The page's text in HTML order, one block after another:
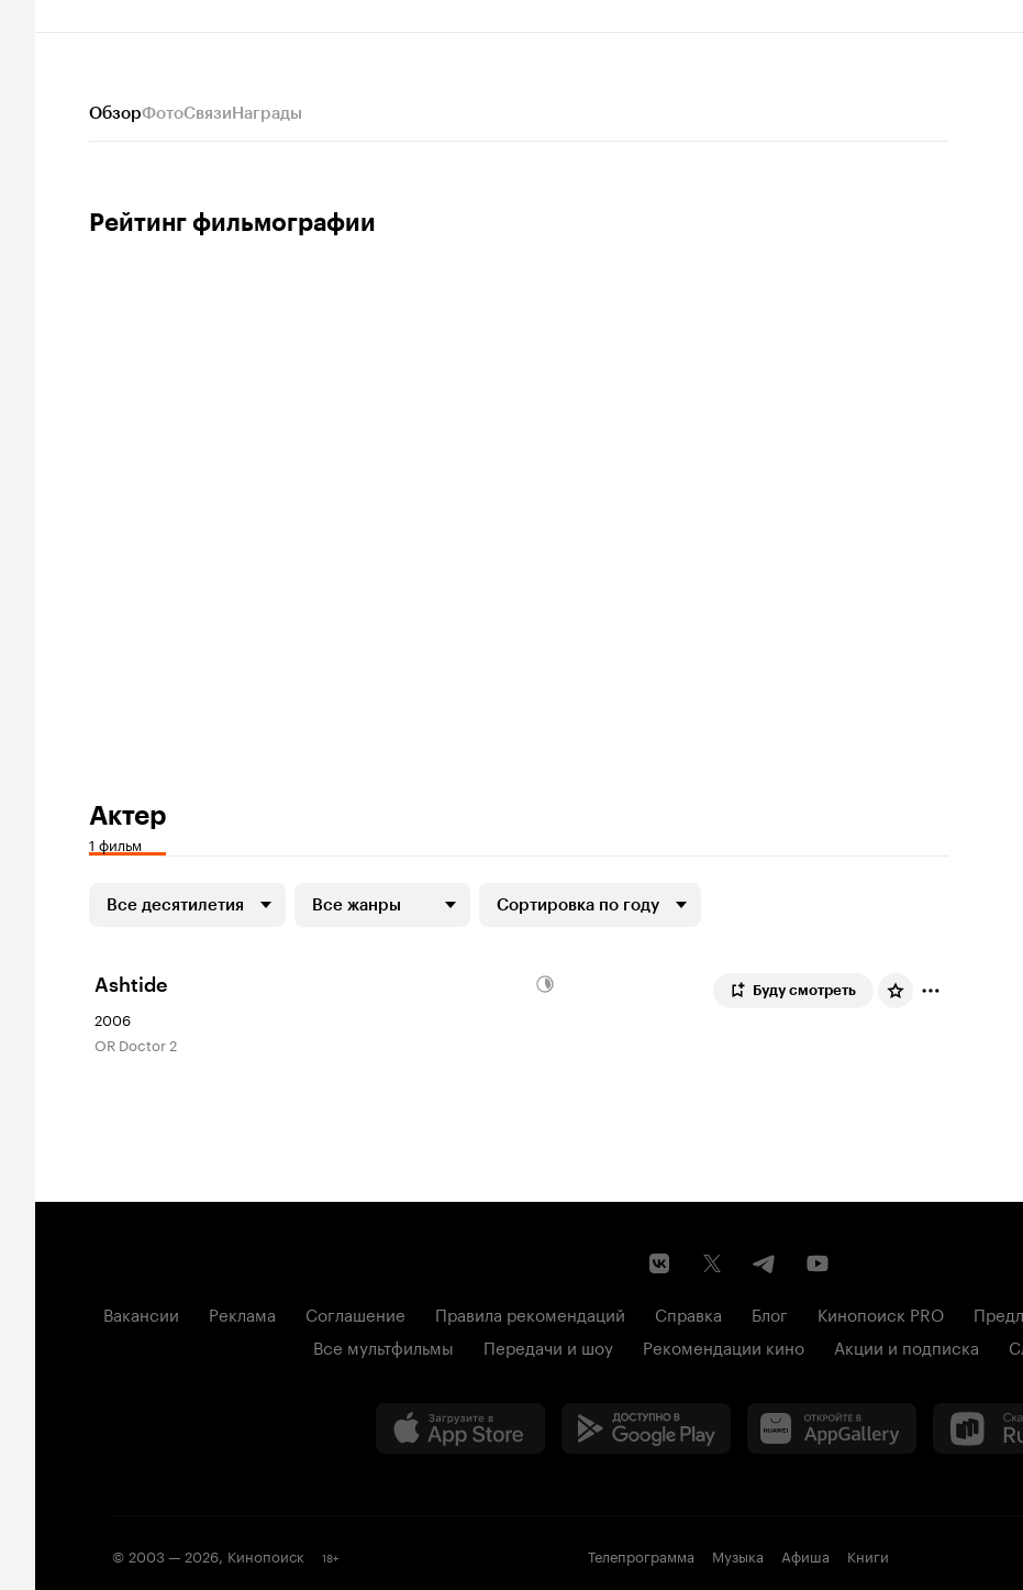
ОбзорФотоСвязиНаграды
Рейтинг фильмографии
Актер
1 фильм
Все десятилетия Все жанры Сортировка по году
Ashtide
2006
OR Doctor 2
Буду смотреть
Вакансии Реклама Соглашение Правила рекомендаций Справка Блог Кинопоиск PRO
Все мультфильмы
Передачи и шоу Рекомендации кино Акции и подписка
© 2003 —2026, Кинопоиск 18+ Телепрограмма Музыка Афиша Книги